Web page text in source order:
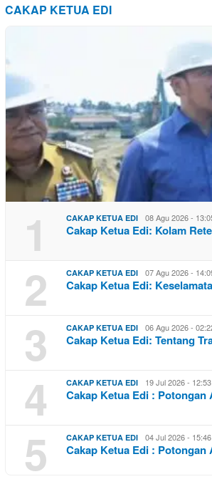
CAKAP KETUA EDI
1 CAKAP KETUA EDI 08 Agu 2026 -
Cakap Ketua Edi: Kolam
2 CAKAP KETUA EDI 07 Agu 2026 -
Cakap Ketua Edi:
3 CAKAP KETUA EDI 06 Agu 2026 -
Cakap Ketua Edi: Tentang
4 CAKAP KETUA EDI 19 Jul 2026 -
Cakap Ketua Edi :
5 CAKAP KETUA EDI 04 Jul 2026 -
Cakap Ketua Edi :